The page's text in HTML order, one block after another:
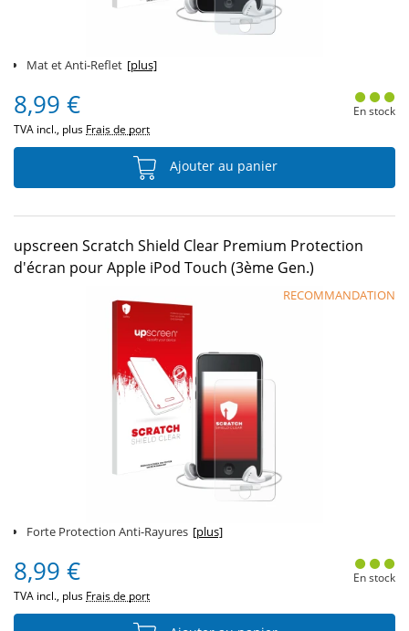
Mat et Anti-Reflet [plus]
8,99 €
TVA incl., plus Frais de port
En stock
Ajouter au panier
upscreen Scratch Shield Clear Premium Protection
d'écran pour Apple iPod Touch (3ème Gen.)
RECOMMANDATION
Forte Protection Anti-Rayures [plus]
8,99 €
TVA incl., plus Frais de port
En stock